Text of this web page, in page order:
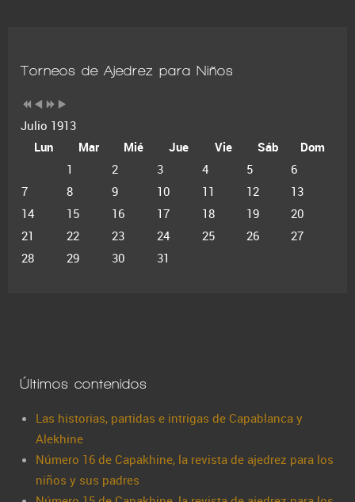
Torneos de Ajedrez para Niños
Julio 1913
Lun
Mar Mié Jue Vie Sáb
Dom
1
2 3 4 5
6
7
8 9 10 11 12
13
14
15 16 17 18 19
20
21
22 23 24 25 26
27
28
29 30 31
Últimos contenidos
Las historias, partidas e intrigas de Capablanca y
Alekhine
Número 16 de Capakhine, la revista de ajedrez para los
niños y sus padres